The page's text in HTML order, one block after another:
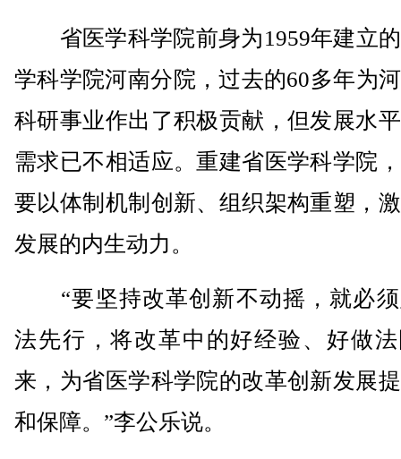
省医学科学院前身为1959年建立
学科学院河南分院，过去的60多年为
科研事业作出了积极贡献，但发展水
需求已不相适应。重建省医学科学院
要以体制机制创新、组织架构重塑，
发展的内生动力。
“要坚持改革创新不动摇，就必须
法先行，将改革中的好经验、好做
来，为省医学科学院的改革创新发展
和保障。”李公乐说。